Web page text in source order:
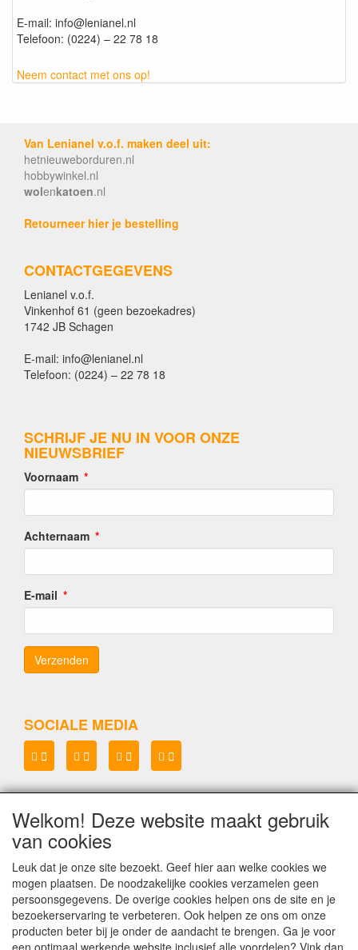
E-mail: info@lenianel.nl
Telefoon: (0224) – 22 78 18
Neem contact met ons op!
Van Lenianel v.o.f. maken deel uit:
hetnieuweborduren.nl
hobbywinkel.nl
wolenkatoen.nl
Retourneer hier je bestelling
CONTACTGEGEVENS
Lenianel v.o.f.
Vinkenhof 61 (geen bezoekadres)
1742 JB Schagen
E-mail: info@lenianel.nl
Telefoon: (0224) – 22 78 18
SCHRIJF JE NU IN VOOR ONZE
NIEUWSBRIEF
Voornaam
Achternaam
E-mail
SOCIALE MEDIA
Lenianel v.o.f.
© Copyright Lenianel v.o.f. Schagen
Welkom! Deze website maakt gebruik
van cookies
Leuk dat je onze site bezoekt. Geef hier aan welke cookies we
mogen plaatsen. De noodzakelijke cookies verzamelen geen
persoonsgegevens. De overige cookies helpen ons de site en je
bezoekerservaring te verbeteren. Ook helpen ze ons om onze
producten beter bij je onder de aandacht te brengen. Ga je voor
een optimaal werkende website inclusief alle voordelen? Vink dan